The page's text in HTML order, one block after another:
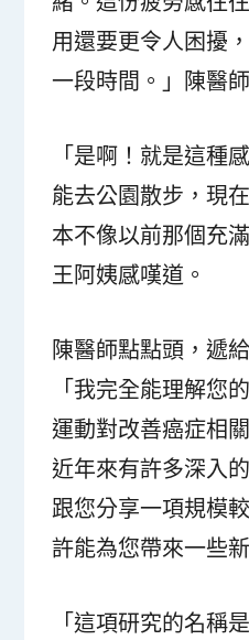
用還要更令人困擾
一段時間。」陳醫
「是啊！就是這種
能去公園散步，現
本不像以前那個充
王阿姨感嘆道。
陳醫師點點頭，遞
「我完全能理解您
運動對改善癌症相
近年來有許多深入
跟您分享一項規模
許能為您帶來一些
「這項研究的名稱